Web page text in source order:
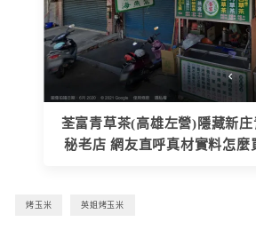
荃富青草茶(高雄左營)隱藏新
秘老店 網友直呼真材實料怎麼
烤玉米 英姐烤玉米